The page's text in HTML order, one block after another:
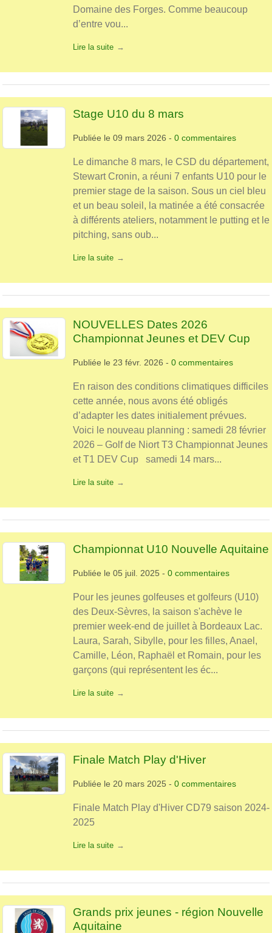
Domaine des Forges. Comme beaucoup
d’entre vou...
Lire la suite
Stage U10 du 8 mars
Publiée le 09 mars 2026 - 0 commentaires
Le dimanche 8 mars, le CSD du département,
Stewart Cronin, a réuni 7 enfants U10 pour le
premier stage de la saison. Sous un ciel bleu
et un beau soleil, la matinée a été consacrée
à différents ateliers, notamment le putting et le
pitching, sans oub...
Lire la suite
NOUVELLES Dates 2026
Championnat Jeunes et DEV Cup
Publiée le 23 févr. 2026 - 0 commentaires
En raison des conditions climatiques difficiles
cette année, nous avons été obligés
d’adapter les dates initialement prévues.
Voici le nouveau planning : samedi 28 février
2026 – Golf de Niort T3 Championnat Jeunes
et T1 DEV Cup samedi 14 mars...
Lire la suite
Championnat U10 Nouvelle Aquitaine
Publiée le 05 juil. 2025 - 0 commentaires
Pour les jeunes golfeuses et golfeurs (U10)
des Deux-Sèvres, la saison s'achève le
premier week-end de juillet à Bordeaux Lac.
Laura, Sarah, Sibylle, pour les filles, Anael,
Camille, Léon, Raphaël et Romain, pour les
garçons (qui représentent les éc...
Lire la suite
Finale Match Play d'Hiver
Publiée le 20 mars 2025 - 0 commentaires
Finale Match Play d'Hiver CD79 saison 2024-
2025
Lire la suite
Grands prix jeunes - région Nouvelle
Aquitaine